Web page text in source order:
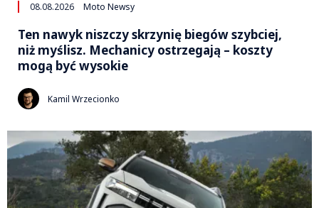
08.08.2026 Moto Newsy
Ten nawyk niszczy skrzynię biegów szybciej,
niż myślisz. Mechanicy ostrzegają – koszty
mogą być wysokie
Kamil Wrzecionko